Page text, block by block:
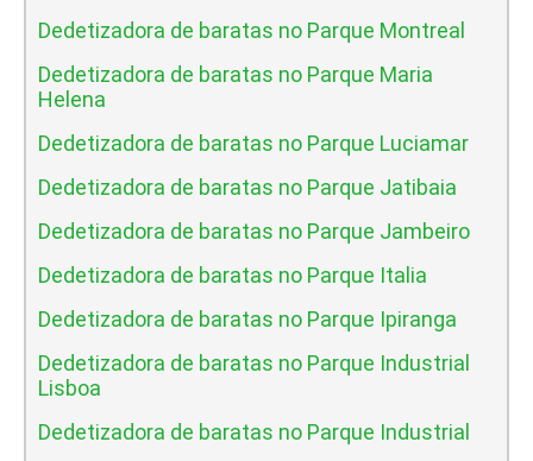
Dedetizadora de baratas no Parque Montreal
Dedetizadora de baratas no Parque Maria
Helena
Dedetizadora de baratas no Parque Luciamar
Dedetizadora de baratas no Parque Jatibaia
Dedetizadora de baratas no Parque Jambeiro
Dedetizadora de baratas no Parque Italia
Dedetizadora de baratas no Parque Ipiranga
Dedetizadora de baratas no Parque Industrial
Lisboa
Dedetizadora de baratas no Parque Industrial